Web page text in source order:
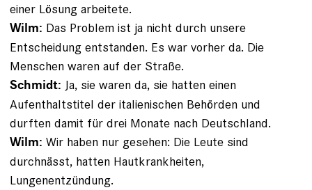
einer Lösung arbeitete.
Wilm: Das Problem ist ja nicht durch unsere
Entscheidung entstanden. Es war vorher da. Die
Menschen waren auf der Straße.
Schmidt: Ja, sie waren da, sie hatten einen
Aufenthaltstitel der italienischen Behörden und
durften damit für drei Monate nach Deutschland.
Wilm: Wir haben nur gesehen: Die Leute sind
durchnässt, hatten Hautkrankheiten,
Lungenentzündung.